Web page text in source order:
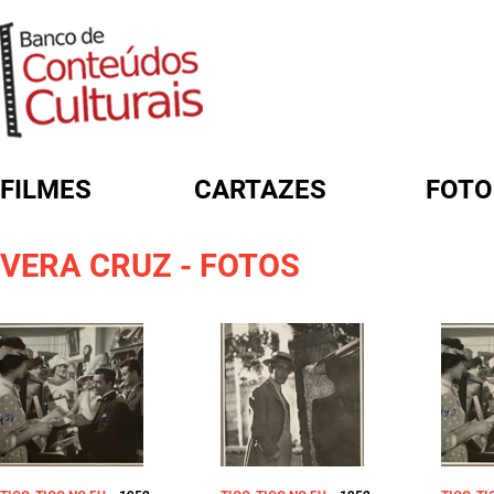
FILMES CARTAZES
VERA CRUZ - FOTOS
FORMULÁRIO DE BUSCA